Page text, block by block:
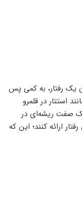
یک رفتار، به کمی پس
استتار در قلمرو
یک صفت ریشه‌ای در
ارائه کنند؛ این که